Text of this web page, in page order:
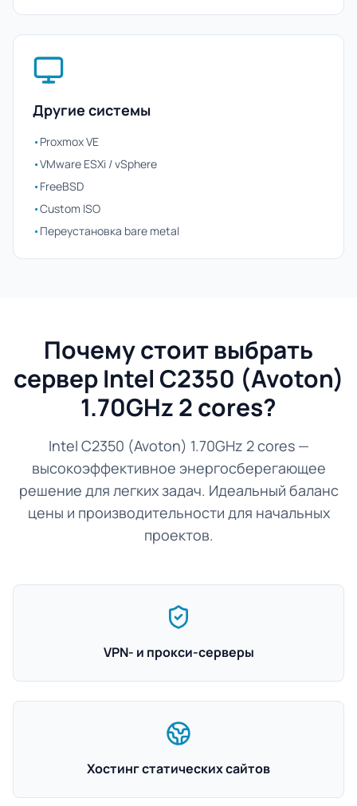
Другие системы
•Proxmox VE
•VMware ESXi / vSphere
•FreeBSD
•Custom ISO
•Переустановка bare metal
Почему стоит выбрать
сервер Intel C2350 (Avoton)
1.70GHz 2 cores?
Intel C2350 (Avoton) 1.70GHz 2 cores —
высокоэффективное энергосберегающее
решение для легких задач. Идеальный баланс
цены и производительности для начальных
проектов.
VPN- и прокси-серверы
Хостинг статических сайтов